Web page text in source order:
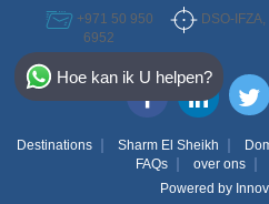
+971 50 950
6952
DSO-
Destinations Sharm El Sheikh
FAQs
over ons
Powered by
Hoe kan ik U helpen?
Select Destination
Bahamas